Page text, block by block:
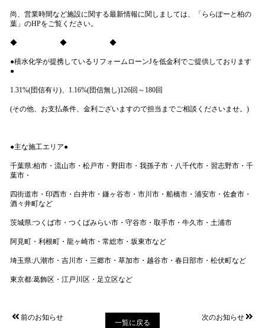
尚、営業時間など施設に関する最新情報に関しましては 、「ららぽーと柏の
葉」 のHPをご覧ください。
◆ ◆ ◆
●積水化学が提携しているリフォームローンJを低金利でご提供しております
●
1.31%(団信有り)、1.16%(団信無し)126回～180回
(その他、お支払条件、金利ございますので担当までご相談くださいませ。)
●主な施工エリア●
千葉県:柏市・流山市・松戸市・野田市・我孫子市・八千代市・習志野市・千
葉市・
四街道市・印西市・白井市・鎌ヶ谷市・市川市・船橋市・浦安市・佐倉市・
酒々井町など
茨城県:つくば市・つくばみらい市・守谷市・取手市・牛久市・土浦市
阿見町・利根町・龍ヶ崎市・常総市・坂東市など
埼玉県:八潮市・吉川市・三郷市・草加市・越谷市・春日部市・松伏町など
東京都:葛飾区・江戸川区・足立区など
前のお知らせ
一覧に戻る
次のお知らせ